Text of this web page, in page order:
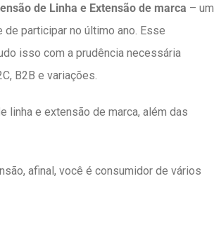
de Linha e Extensão de marca – um
participar no último ano. Esse
isso com a prudência necessária
B2B e variações.
linha e extensão de marca, além das
afinal, você é consumidor de vários